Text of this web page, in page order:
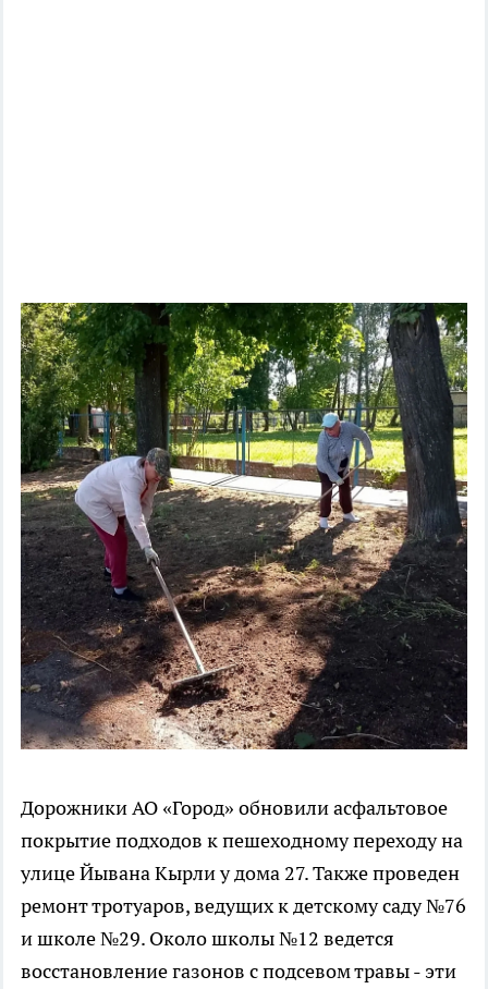
Дорожники АО «Город» обновили асфальтовое
покрытие подходов к пешеходному переходу на
улице Йывана Кырли у дома 27. Также проведен
ремонт тротуаров, ведущих к детскому саду №76
и школе №29. Около школы №12 ведется
восстановление газонов с подсевом травы - эти